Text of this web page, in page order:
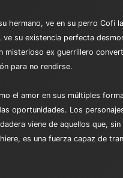
hermano, ve en su perro
su existencia perfecta
misterioso ex guerrillero
para no rendirse.
el amor en sus múltiples
oportunidades. Los
viene de aquellos que,
es una fuerza capaz de